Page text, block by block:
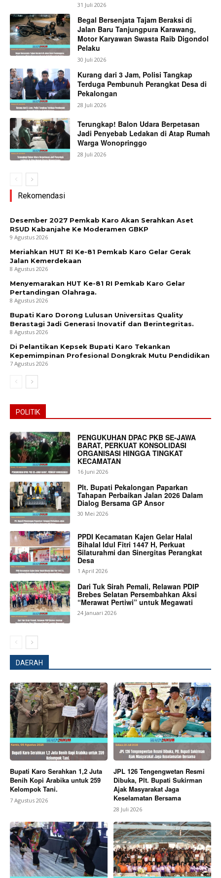
31 Juli 2026
Begal Bersenjata Tajam Beraksi di
Jalan Baru Tanjungpura Karawang,
Motor Karyawan Swasta Raib Digondol
Pelaku
30 Juli 2026
Kurang dari 3 Jam, Polisi Tangkap
Terduga Pembunuh Perangkat Desa di
Pekalongan
28 Juli 2026
Terungkap! Balon Udara Berpetasan
Jadi Penyebab Ledakan di Atap Rumah
Warga Wonopringgo
28 Juli 2026
Rekomendasi
Desember 2027 Pemkab Karo Akan Serahkan Aset
RSUD Kabanjahe Ke Moderamen GBKP
9 Agustus 2026
Meriahkan HUT RI Ke-81 Pemkab Karo Gelar Gerak
Jalan Kemerdekaan
8 Agustus 2026
Menyemarakan HUT Ke-81 RI Pemkab Karo Gelar
Pertandingan Olahraga.
8 Agustus 2026
Bupati Karo Dorong Lulusan Universitas Quality
Berastagi Jadi Generasi Inovatif dan Berintegritas.
8 Agustus 2026
Di Pelantikan Kepsek Bupati Karo Tekankan
Kepemimpinan Profesional Dongkrak Mutu Pendidikan
7 Agustus 2026
POLITIK
PENGUKUHAN DPAC PKB SE-JAWA
BARAT, PERKUAT KONSOLIDASI
ORGANISASI HINGGA TINGKAT
KECAMATAN
16 Juni 2026
Plt. Bupati Pekalongan Paparkan
Tahapan Perbaikan Jalan 2026 Dalam
Dialog Bersama GP Ansor
30 Mei 2026
PPDI Kecamatan Kajen Gelar Halal
Bihalal Idul Fitri 1447 H, Perkuat
Silaturahmi dan Sinergitas Perangkat
Desa
1 April 2026
Dari Tuk Sirah Pemali, Relawan PDIP
Brebes Selatan Persembahkan Aksi
“Merawat Pertiwi” untuk Megawati
24 Januari 2026
DAERAH
Bupati Karo Serahkan 1,2 Juta
Benih Kopi Arabika untuk 259
Kelompok Tani.
7 Agustus 2026
JPL 126 Tengengwetan Resmi
Dibuka, Plt. Bupati Sukirman
Ajak Masyarakat Jaga
Keselamatan Bersama
28 Juli 2026